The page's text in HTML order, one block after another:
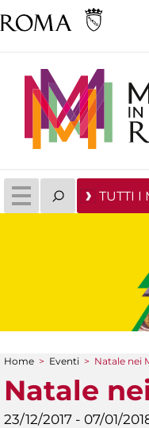
TUTTI I
Tu sei qui
Home > Eventi > Natale nei
Natale
23/12/2017 - 07/01/